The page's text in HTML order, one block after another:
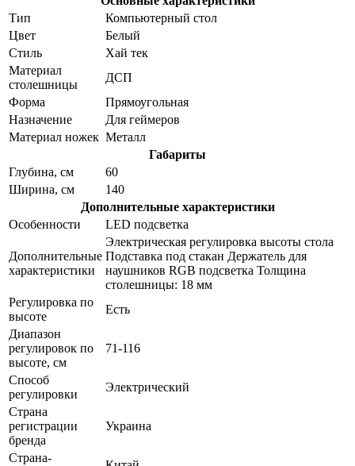
Тип
Компьютерный стол
Цвет
Белый
Стиль
Хай тек
Материал
столешницы
ДСП
Форма
Прямоугольная
Назначение
Для геймеров
Материал ножек Металл
Габариты
Глубина, см
60
Ширина, см
140
Дополнительные характеристики
Особенности
LED подсветка
Дополнительные
характеристики
Электрическая регулировка высоты стола
Подставка под стакан Держатель для
наушников RGB подсветка Толщина
столешницы: 18 мм
Регулировка по
высоте
Есть
Диапазон
регулировок по
высоте, см
71-116
Способ
регулировки
Электрический
Страна
регистрации
бренда
Украина
Страна-